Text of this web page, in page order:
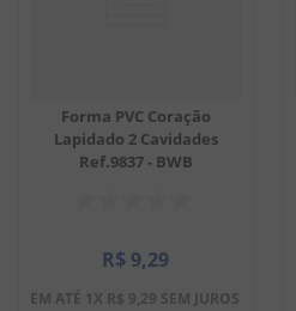
Forma PVC Coração
Lapidado 2 Cavidades
Ref.9837 - BWB
R$ 9,29
EM ATÉ 1X R$ 9,29 SEM JUROS